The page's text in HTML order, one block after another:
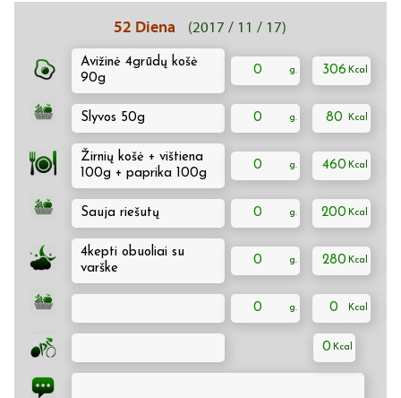
52 Diena (2017 / 11 / 17)
Avižinė 4grūdų košė
90g
0 306
Slyvos 50g 0 80
Žirnių košė + vištiena
100g + paprika 100g
0 460
Sauja riešutų 0 200
4kepti obuoliai su
varške
0 280
0 0
0